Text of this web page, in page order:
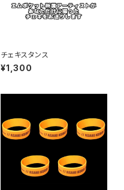
チェキスタンス
¥1,300